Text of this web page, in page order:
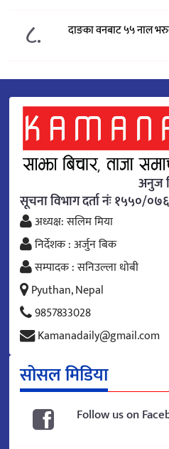
८. दाङका वनबाट ५५ नाल
अनुज
सूचना विभाग दर्ता नंः १५५०/
अध्यक्ष: सलिम मिया
निर्देशक : अर्जुन बिक
सम्पादक : सनिउल्ला धोबी
Pyuthan, Nepal
9857833028
Kamanadaily@gmail.com
सोसल मिडिया
Follow us on